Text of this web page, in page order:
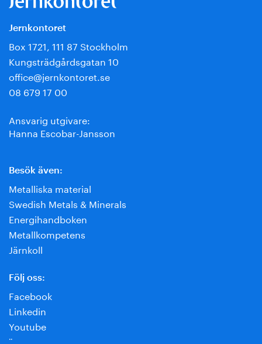
Jernkontoret
Box 1721, 111 87 Stockholm
Kungsträdgårdsgatan 10
office@jernkontoret.se
08 679 17 00
Ansvarig utgivare:
Hanna Escobar-Jansson
Besök även:
Metalliska material
Swedish Metals & Minerals
Energihandboken
Metallkompetens
Järnkoll
Följ oss:
Facebook
Linkedin
Youtube
¨